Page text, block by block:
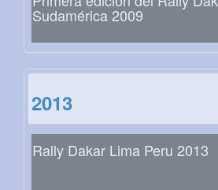
Sudamérica 2009
2013
Rally Dakar Lima Peru 2013